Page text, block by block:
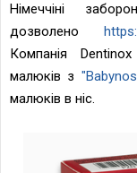
Німеччіні
дозволено
Компанія
малюків з
малюків в ніс.